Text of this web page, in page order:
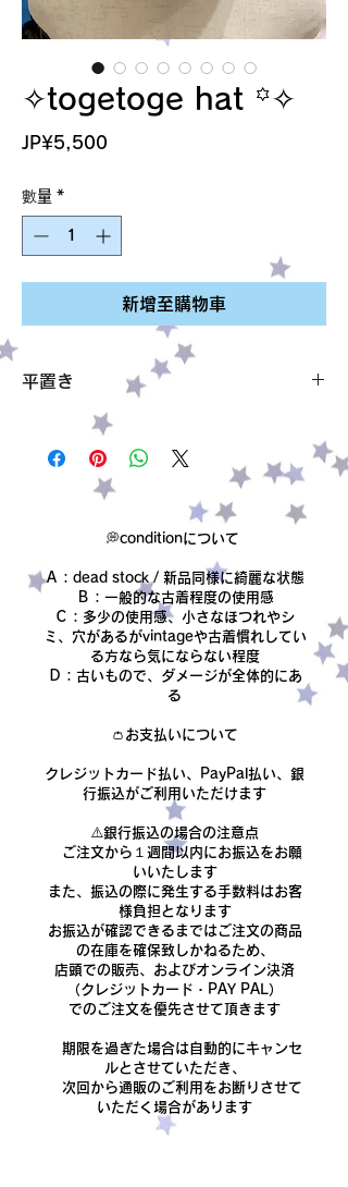
✧togetoge hat ꙳✧
JP¥5,500
數量 *
新增至購物車
平置き
サイズ 頭回り 53.5cm 高さ 16.5cm ツ
素材 表記なし cottonのような素材で
小さなトゲトゲがついたキッチュなアイテム
💭conditionについて
Ａ：dead stock / 新品同様に綺麗な状態
Ｂ：一般的な古着程度の使用感
Ｃ：多少の使用感、小さなほつれやシ
ミ、穴があるがvintageや古着慣れしてい
る方なら気にならない程度
Ｄ：古いもので、ダメージが全体的にあ
る​
👛お支払いについて
クレジットカード払い、PayPal払い、銀
行振込がご利用いただけます
​⚠️銀行振込の場合の注意点
ご注文から１週間以内にお振込をお願
いいたします
また、振込の際に発生する手数料はお客
様負担となります
​お振込が確認できるまではご注文の商品
の在庫を確保致しかねるため、
店頭での販売、およびオンライン決済
（クレジットカード・PAY PAL）
でのご注文を優先させて頂きます
期限を過ぎた場合は自動的にキャンセ
ルとさせていただき、
次回から通販のご利用をお断りさせて
いただく場合があります